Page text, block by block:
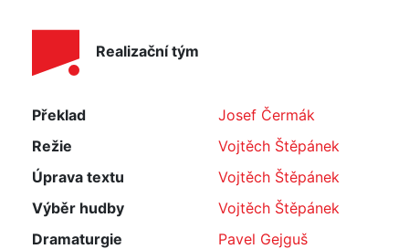
Realizační tým
Překlad
Josef Čermák
Režie
Vojtěch Štěpánek
Úprava textu
Vojtěch Štěpánek
Výběr hudby
Vojtěch Štěpánek
Dramaturgie
Pavel Gejguš